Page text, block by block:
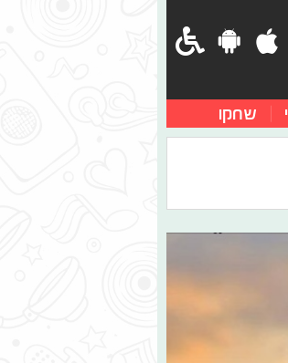
שחקו